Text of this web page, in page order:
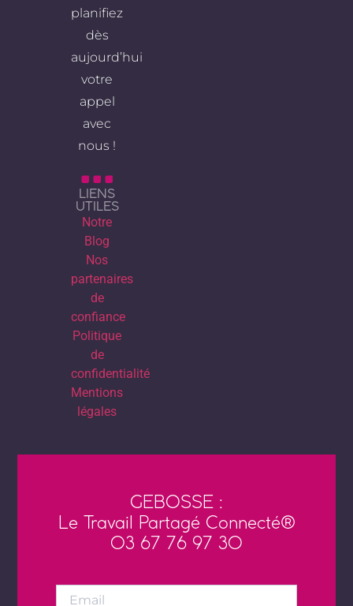
planifiez
dès
aujourd’hui
votre
appel
avec
nous !
LIENS
UTILES
Notre
Blog
Nos
partenaires
de
confiance
Politique
de
confidentialité
Mentions
légales
GEBOSSE :
Le Travail Partagé Connecté®
03 67 76 97 30